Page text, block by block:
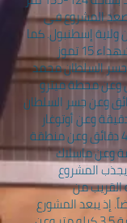
المشروع في
ولاية إسطنبول. كما
يبعد المشروع عن جسر شهداء 15 تموز
وعن جسر السلطان محمد
10 دقائق وعن محطة ميترو
بمسافة 4 دقائق وعن جسر السلطان
سليم بمسافة 23 دقيقة وعن أوتوغار
علي بيي كوي بمسافة 4 دقائق وعن منطقة
16 دقيقة وعن ماسلاك
يجذب المشروع
القريب من
إذ يبعد المشورع